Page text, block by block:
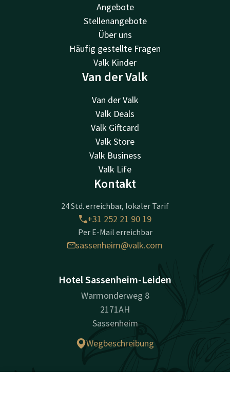
Angebote
Stellenangebote
Über uns
Häufig gestellte Fragen
Valk Kinder
Van der Valk
Van der Valk
Valk Deals
Valk Giftcard
Valk Store
Valk Business
Valk Life
Kontakt
24 Std. erreichbar, lokaler Tarif
+31 252 21 90 19
Per E-Mail erreichbar
sassenheim@valk.com
Hotel Sassenheim-Leiden
Warmonderweg 8
2171AH
Sassenheim
Wegbeschreibung